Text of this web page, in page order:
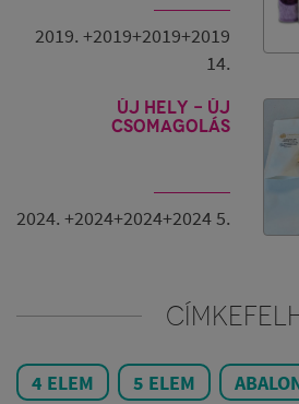
2019. +2019+2019+2019
14.
Új hely - új
csomagolás
2024. +2024+2024+2024 5.
4 ELEM 5 ELEM